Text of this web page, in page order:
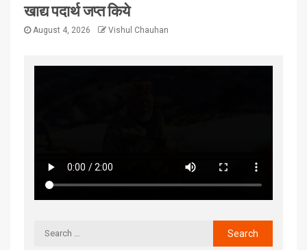
खाद्य पदार्थ जप्त किये
August 4, 2026 Vishul Chauhan